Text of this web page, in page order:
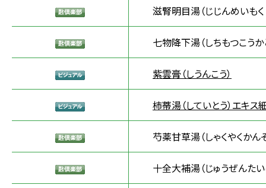
滋腎明目湯（じじんめいもく
七物降下湯（しちもつこうか
紫雲膏（しうんこう）
柿蒂湯（していとう）エキス
芍薬甘草湯（しゃくやくかん
十全大補湯（じゅうぜんた